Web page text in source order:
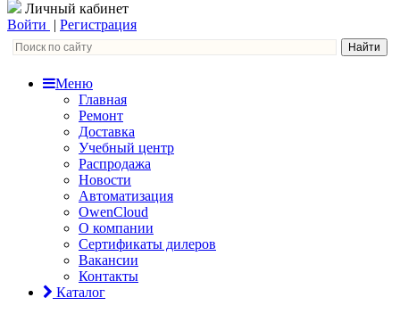
Личный кабинет
Войти | Регистрация
Меню
Главная
Ремонт
Доставка
Учебный центр
Распродажа
Новости
Автоматизация
OwenCloud
О компании
Сертификаты дилеров
Вакансии
Контакты
Каталог